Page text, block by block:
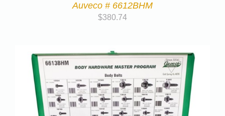
Auveco # 6612BHM
$380.74